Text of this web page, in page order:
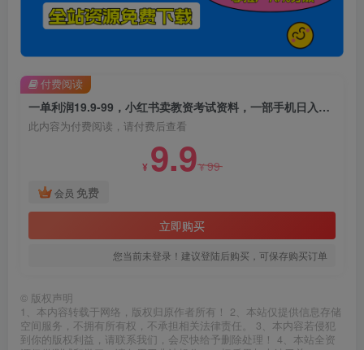
一单利润19.9-99，小红书卖教资考试资料，一部手机日入600（揭秘）
此内容为付费阅读，请付费后查看
¥ 9.9¥99
会员 免费
立即购买
您当前未登录！建议登陆后购买，可保存购买订单
付费阅读
© 版权声明
1、本内容转载于网络，版权归原作者所有！ 2、本站仅提供信息存储
空间服务，不拥有所有权，不承担相关法律责任。 3、本内容若侵犯
到你的版权利益，请联系我们，会尽快给予删除处理！ 4、本站全资